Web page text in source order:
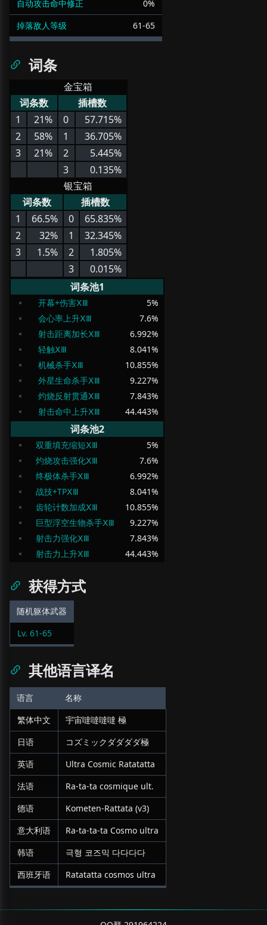
自动攻击命中修正
0%
掉落敌人等级
61-65
词条
金宝箱
词条数
插槽数
1
21% 0
57.715%
2
58% 1
36.705%
3
21% 2
5.445%
3
0.135%
银宝箱
词条数
插槽数
1
66.5% 0
65.835%
2
32% 1
32.345%
3
1.5% 2
1.805%
3
0.015%
词条池1
开幕+伤害ⅩⅢ 5%
会心率上升ⅩⅢ
7.6%
射击距离加长ⅩⅢ
6.992%
轻触ⅩⅢ
8.041%
机械杀手ⅩⅢ
10.855%
外星生命杀手ⅩⅢ
9.227%
灼烧反射贯通ⅩⅢ
7.843%
射击命中上升ⅩⅢ
44.443%
词条池2
双重填充缩短ⅩⅢ 5%
灼烧攻击强化ⅩⅢ
7.6%
终极体杀手ⅩⅢ
6.992%
战技+TPⅩⅢ
8.041%
齿轮计数加成ⅩⅢ
10.855%
巨型浮空生物杀手ⅩⅢ
9.227%
射击力强化ⅩⅢ
7.843%
射击力上升ⅩⅢ
44.443%
获得方式
随机躯体武器
Lv. 61-65
其他语言译名
语言
名称
繁体中文
宇宙噠噠噠噠 極
日语
コズミックダダダダ極
英语
Ultra Cosmic Ratatatta
法语
Ra-ta-ta cosmique ult.
德语
Kometen-Rattata (v3)
意大利语
Ra-ta-ta-ta Cosmo ultra
韩语
극형 코즈믹 다다다다
西班牙语
Ratatatta cosmos ultra